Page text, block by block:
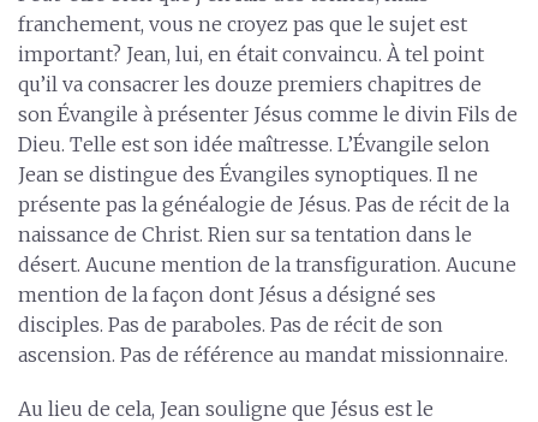
franchement, vous ne croyez pas que le sujet est
important? Jean, lui, en était convaincu. À tel point
qu’il va consacrer les douze premiers chapitres de
son Évangile à présenter Jésus comme le divin Fils de
Dieu. Telle est son idée maîtresse. L’Évangile selon
Jean se distingue des Évangiles synoptiques. Il ne
présente pas la généalogie de Jésus. Pas de récit de la
naissance de Christ. Rien sur sa tentation dans le
désert. Aucune mention de la transfiguration. Aucune
mention de la façon dont Jésus a désigné ses
disciples. Pas de paraboles. Pas de récit de son
ascension. Pas de référence au mandat missionnaire.
Au lieu de cela, Jean souligne que Jésus est le